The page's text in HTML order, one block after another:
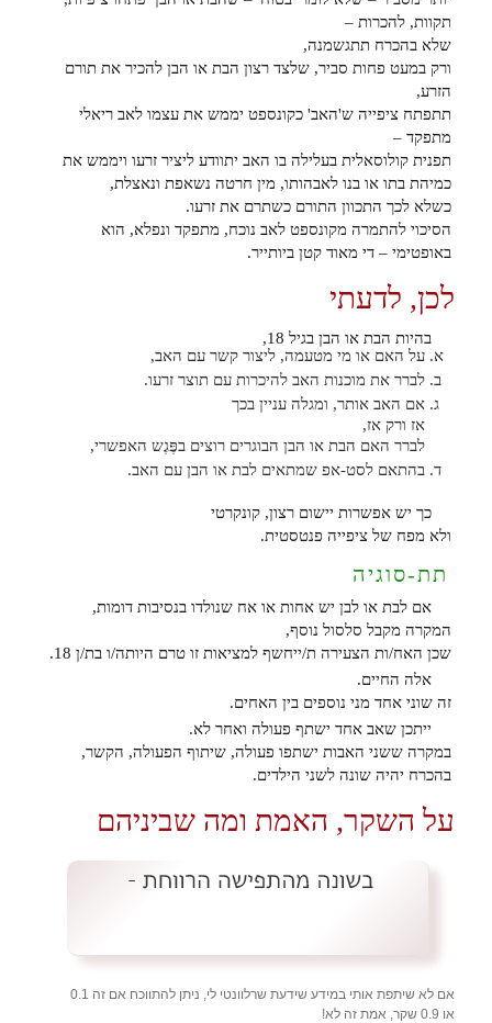
תקוות, להכרות –
שלא בהכרח תתגשמנה,
ורק במעט פחות סביר, שלצד רצון הבת או הבן להכיר את תורם
הזרע,
תתפתח ציפייה ש'האב' כקונספט יממש את עצמו לאב ריאלי
מתפקד –
תפנית קולוסאלית בעלילה בו האב יתוודע ליציר זרעו ויממש את
כמיהת בתו או בנו לאבהותו, מין חרטה נשאפת ונאצלת,
כשלא לכך התכוון התורם כשתרם את זרעו.
הסיכוי להתמרה מקונספט לאב נוכח, מתפקד ונפלא, הוא
באופטימי – די מאוד קטן ביותייר.
לכן, לדעתי
בהיות הבת או הבן בגיל 18,
על האם או מי מטעמה, ליצור קשר עם האב,
לברר את מוכנות האב להיכרות עם תוצר זרעו.
אם האב אותר, ומגלה עניין בכך
אז ורק אז,
לברר האם הבת או הבן הבוגרים רוצים בפֶּגֶש האפשרי,
בהתאם לסט-אפ שמתאים לבת או הבן עם האב.
כך יש אפשרות יישום רצון, קונקרטי
ולא מפח של ציפייה פנטסטית.
תת-סוגיה
אם לבת או לבן יש אחות או אח שנולדו בנסיבות דומות,
המקרה מקבל סלסול נוסף,
שכן האח/ות הצעירה ת/ייחשף למציאות זו טרם היותה/ו בת/ן 18.
אלה החיים.
זה שוני אחד מני נוספים בין האחים.
ייתכן שאב אחד ישתף פעולה ואחר לא.
במקרה ששני האבות ישתפו פעולה, שיתוף הפעולה, הקשר,
בהכרח יהיה שונה לשני הילדים.
על השקר, האמת ומה שביניהם
אם לא שיתפת אותי במידע שידעת שרלוונטי לי, ניתן להתווכח אם זה 0.1
או 0.9 שקר, אמת זה לא!